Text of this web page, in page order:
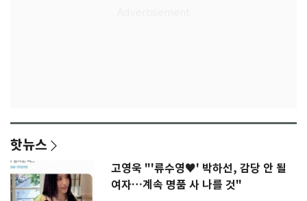
핫뉴스
고영욱 "'류수영♥' 박하선, 감당 안 될
여자…계속 명품 사 나를 것"